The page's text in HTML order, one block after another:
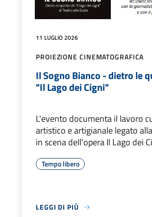
11 LUGLIO 2026
PROIEZIONE CINEMATOGRAFICA
Il Sogno Bianco - dietro le
"Il Lago dei Cigni"
L'evento documenta il lavoro
artistico e artigianale legato
in scena dell'opera Il Lago dei
Tempo libero
LEGGI DI PIÙ